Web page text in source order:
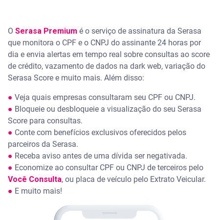
O Serasa Premium é o serviço de assinatura da Serasa
que monitora o CPF e o CNPJ do assinante 24 horas por
dia e envia alertas em tempo real sobre consultas ao score
de crédito, vazamento de dados na dark web, variação do
Serasa Score e muito mais. Além disso:
● Veja quais empresas consultaram seu CPF ou CNPJ.
● Bloqueie ou desbloqueie a visualização do seu Serasa
Score para consultas.
● Conte com benefícios exclusivos oferecidos pelos
parceiros da Serasa.
● Receba aviso antes de uma dívida ser negativada.
● Economize ao consultar CPF ou CNPJ de terceiros pelo
Você Consulta, ou placa de veículo pelo Extrato Veicular.
● E muito mais!